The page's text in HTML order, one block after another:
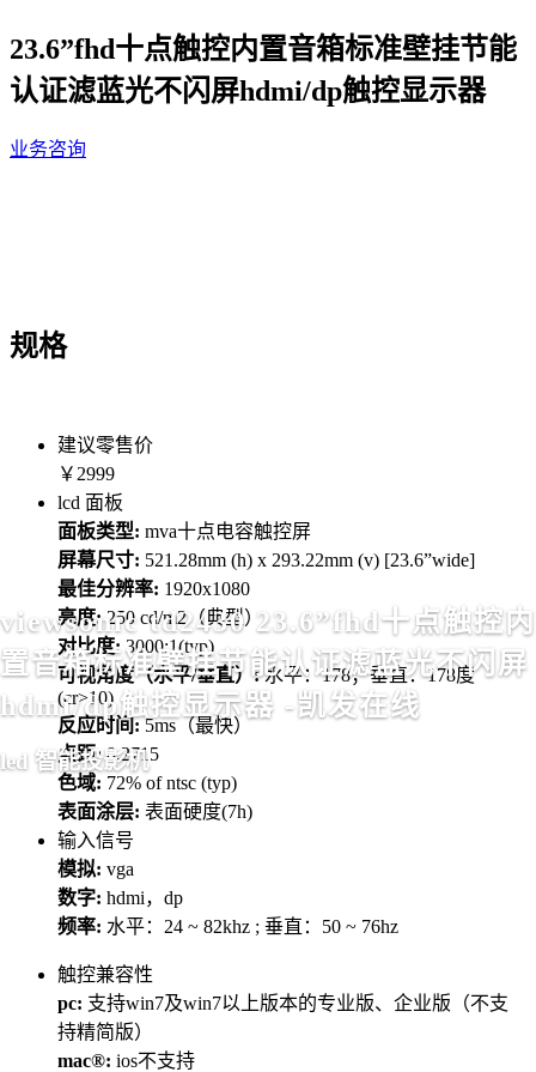
viewsonic td2430 23.6”fhd十点触控内
置音箱标准壁挂节能认证滤蓝光不闪屏
hdmi/dp触控显示器 -凯发在线
led 智能投影机
23.6”fhd十点触控内置音箱标准壁挂节能
认证滤蓝光不闪屏hdmi/dp触控显示器
业务咨询
规格
建议零售价
￥2999
lcd 面板
面板类型: mva十点电容触控屏
屏幕尺寸: 521.28mm (h) x 293.22mm (v) [23.6”wide]
最佳分辨率: 1920x1080
亮度:250 cd/m2（典型）
对比度: 3000:1(typ)
可视角度（水平/垂直）:水平：178；垂直：178度
(cr>10)
反应时间:5ms（最快）
点距:0.2715
色域: 72% of ntsc (typ)
表面涂层: 表面硬度(7h)
输入信号
模拟: vga
数字: hdmi，dp
频率: 水平：24 ~ 82khz ; 垂直：50 ~ 76hz
触控兼容性
pc: 支持win7及win7以上版本的专业版、企业版（不支
持精简版）
mac®: ios不支持